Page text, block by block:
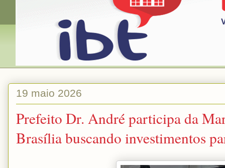
19 maio 2026
Prefeito Dr. André participa da
Brasília buscando investimentos